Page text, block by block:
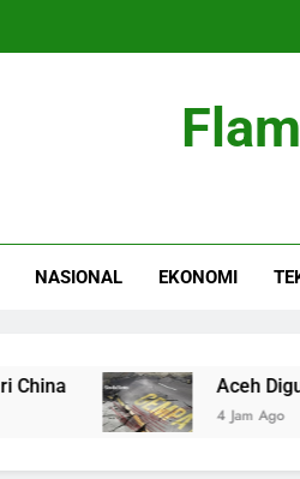
NASIONAL EKONOMI
Aceh Diguncang
4 Jam Ago